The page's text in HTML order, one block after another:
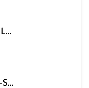
Instituto Cultural Los Héroes
Impresos Paherna-Servicios Gráficos Industriales